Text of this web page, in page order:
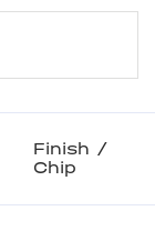
Finish /
Chip